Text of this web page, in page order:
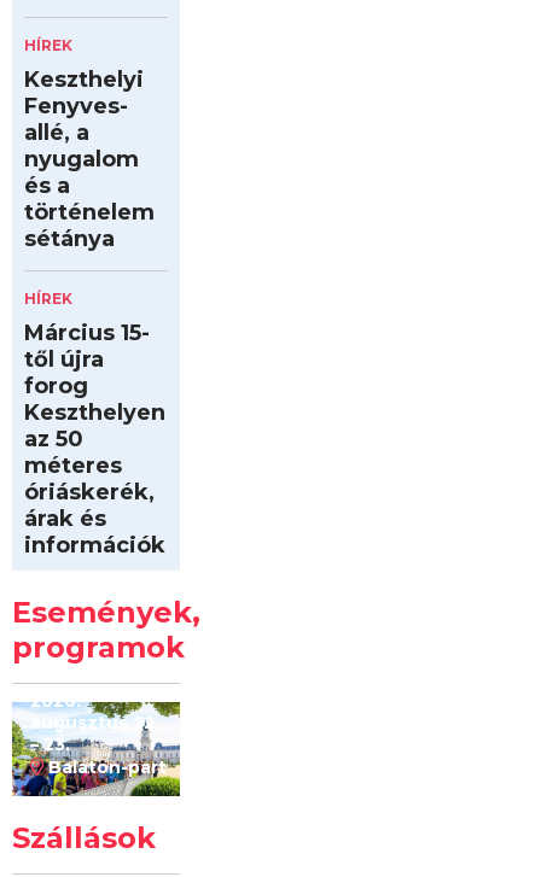
HÍREK
Keszthelyi
Fenyves-
allé, a
nyugalom
és a
történelem
sétánya
HÍREK
Március 15-
től újra
forog
Keszthelyen
az 50
méteres
óriáskerék,
árak és
információk
Események,
programok
Kilóméterek
2026
2026.
augusztus 22
– 23.
Balaton-part
Szállások